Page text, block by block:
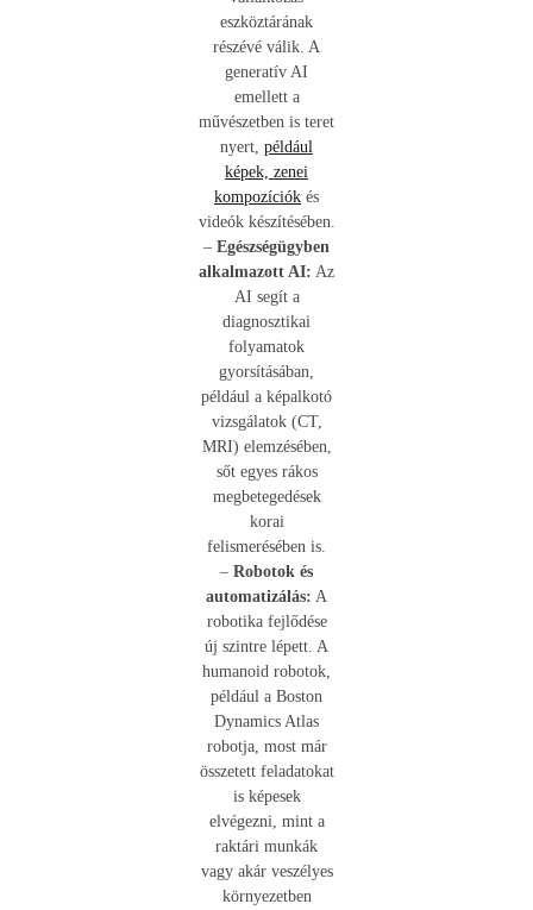
eszköztárának
részévé válik. A
generatív AI
emellett a
művészetben is teret
nyert, például
képek, zenei
kompozíciók és
videók készítésében.
– Egészségügyben
alkalmazott AI: Az
AI segít a
diagnosztikai
folyamatok
gyorsításában,
például a képalkotó
vizsgálatok (CT,
MRI) elemzésében,
sőt egyes rákos
megbetegedések
korai
felismerésében is.
– Robotok és
automatizálás: A
robotika fejlődése
új szintre lépett. A
humanoid robotok,
például a Boston
Dynamics Atlas
robotja, most már
összetett feladatokat
is képesek
elvégezni, mint a
raktári munkák
vagy akár veszélyes
környezetben